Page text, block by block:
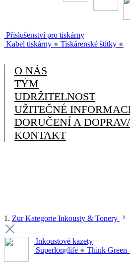
Příslušenství pro tiskárny
Kabel tiskárny ● Tiskárenské štítky ●
O NÁS
TÝM
UDRŽITELNOST
UŽITEČNÉ
DORUČENÍ A
KONTAKT
1. Zur Kategorie Inkousty & Tonery
Inkoustové kazety
Superlonglife ● Think Green